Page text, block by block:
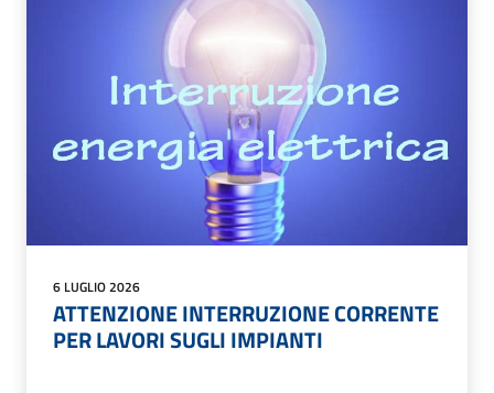
6 LUGLIO 2026
ATTENZIONE INTERRUZIONE CORRENTE
PER LAVORI SUGLI IMPIANTI